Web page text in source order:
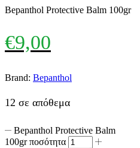
Bepanthol Protective Balm 100gr
€9,00
Brand: Bepanthol
12 σε απόθεμα
Bepanthol Protective Balm
100gr ποσότητα